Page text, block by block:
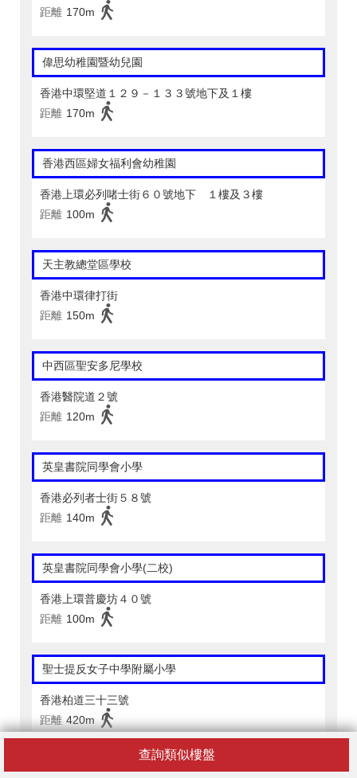
查詢類似樓盤
距離 170m
偉思幼稚園暨幼兒園
香港中環堅道１２９－１３３號地下及１樓
距離 170m
香港西區婦女福利會幼稚園
香港上環必列啫士街６０號地下 １樓及３樓
距離 100m
天主教總堂區學校
香港中環律打街
距離 150m
中西區聖安多尼學校
香港醫院道２號
距離 120m
英皇書院同學會小學
香港必列者士街５８號
距離 140m
英皇書院同學會小學(二校)
香港上環普慶坊４０號
距離 100m
聖士提反女子中學附屬小學
香港柏道三十三號
距離 420m
新會商會學校